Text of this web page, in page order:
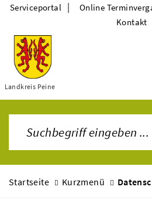
Themen
Landkreis Peine
Serviceportal | Online
Kontakt
Startseite Kurzmenü